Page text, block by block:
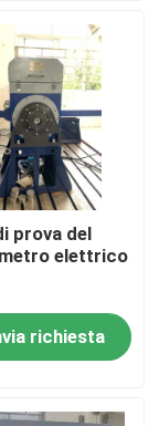
prova del
elettrico
richiesta